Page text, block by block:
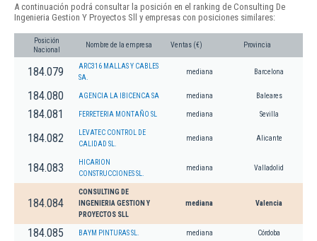
A continuación podrá consultar la posición en el ranking de Consulting De
Ingenieria Gestion Y Proyectos Sll y empresas con posiciones similares:
Posición
Nacional
Nombre de la empresa Ventas (€) Provincia
184.079
ARC316 MALLAS Y CABLES
SA.
mediana Barcelona
184.080 AGENCIA LA IBICENCA SA mediana Baleares
184.081 FERRETERIA MONTAÑO SL mediana Sevilla
184.082
LEVATEC CONTROL DE
CALIDAD SL.
mediana Alicante
184.083
HICARION
CONSTRUCCIONES SL.
mediana Valladolid
184.084
CONSULTING DE
INGENIERIA GESTION Y
PROYECTOS SLL
mediana Valencia
184.085 BAYM PINTURAS SL. mediana Córdoba